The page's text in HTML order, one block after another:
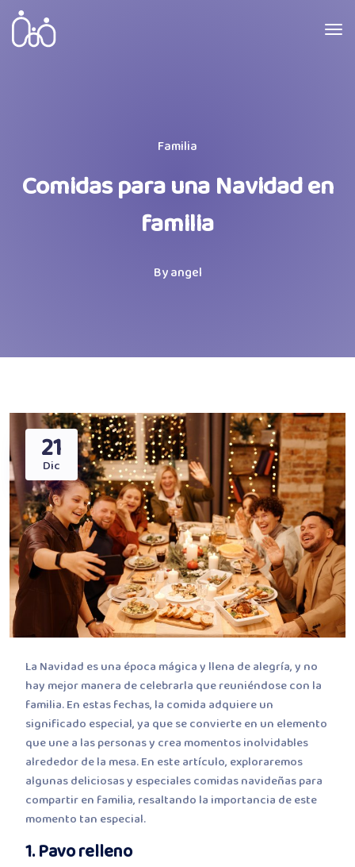
Familia
Comidas para una Navidad en
familia
Byangel
21
Dic
La Navidad es una época mágica y llena de alegría, y no
hay mejor manera de celebrarla que reuniéndose con la
familia. En estas fechas, la comida adquiere un
significado especial, ya que se convierte en un elemento
que une a las personas y crea momentos inolvidables
alrededor de la mesa. En este artículo, exploraremos
algunas deliciosas y especiales comidas navideñas para
compartir en familia, resaltando la importancia de este
momento tan especial.
1. Pavo relleno